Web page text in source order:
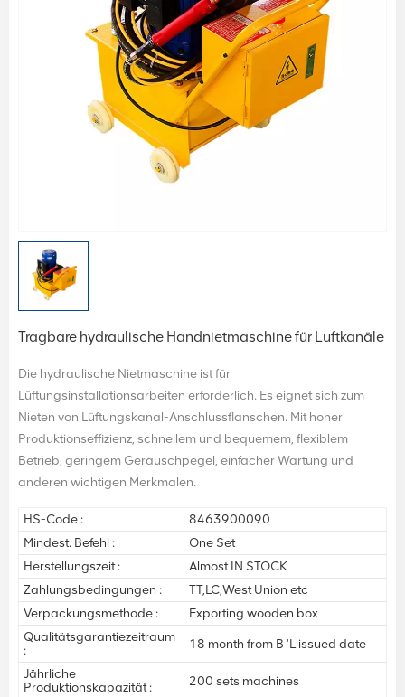
Tragbare hydraulische Handnietmaschine für Luftkanäle
Die hydraulische Nietmaschine ist für
Lüftungsinstallationsarbeiten erforderlich. Es eignet sich zum
Nieten von Lüftungskanal-Anschlussflanschen. Mit hoher
Produktionseffizienz, schnellem und bequemem, flexiblem
Betrieb, geringem Geräuschpegel, einfacher Wartung und
anderen wichtigen Merkmalen.
HS-Code :
8463900090
Mindest. Befehl :
One Set
Herstellungszeit :
Almost IN STOCK
Zahlungsbedingungen :
TT,LC,West Union etc
Verpackungsmethode :
Exporting wooden box
Qualitätsgarantiezeitraum
:
18 month from B 'L issued date
Jährliche
Produktionskapazität :
200 sets machines